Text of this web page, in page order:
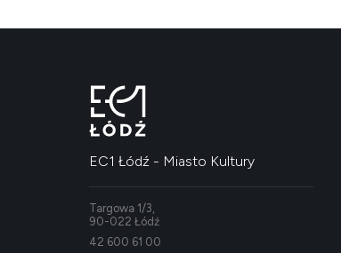
EC1 Łódź - Miasto Kultury
Targowa 1/3,
90-022 Łódź
42 600 61 00